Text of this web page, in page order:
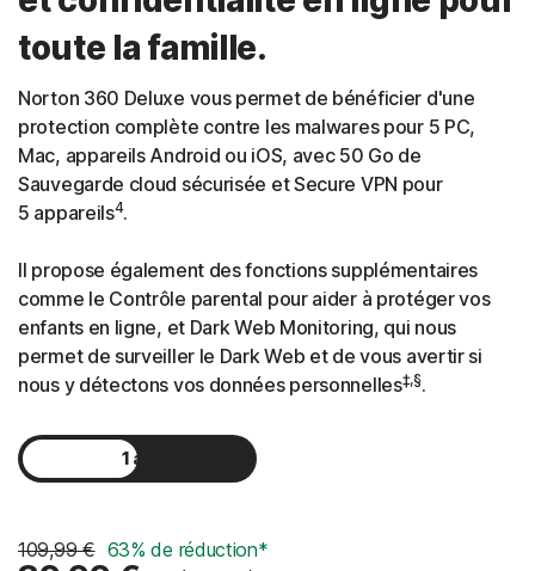
toute la famille.
Norton 360 Deluxe vous permet de bénéficier d'une
protection complète contre les malwares pour 5 PC,
Mac, appareils Android ou iOS, avec 50 Go de
Sauvegarde cloud sécurisée et Secure VPN pour
5 appareils4.
Il propose également des fonctions supplémentaires
comme le Contrôle parental pour aider à protéger vos
enfants en ligne, et Dark Web Monitoring, qui nous
permet de surveiller le Dark Web et de vous avertir si
nous y détectons vos données personnelles‡,§.
1 an
109,99 € 63% de réduction*